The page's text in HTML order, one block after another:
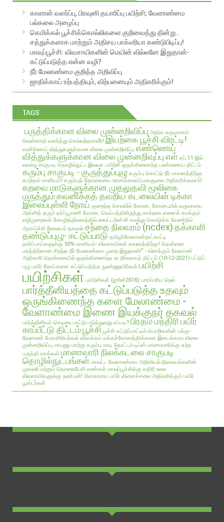
A
காளான் வளர்ப்பு, பிரவுனி தயாரிப்பு பயிற்சி; வேளாண்மை
பல்கலை அழைப்பு
கெமிக்கல் பூச்சிக்கொல்லிகளை குறிவைத்து தின்று..
சத்துக்களாக மாற்றும் அதிசய பாக்டீரியா கண்டுபிடிப்பு!
மாவுப்பூச்சி: விவசாயிகளின் மெயின் வில்லனே இதுதான்-
கட்டுப்படுத்த என்ன வழி?
நீர் மேலாண்மை குறித்த அறிவிப்பு
ஜாதிக்காய் உற்பத்தியும், விற்பனையும் அதிகரிக்கும்!
TAGS
பருத்திக்கான விலை முன்னறிவிப்பு அதிக வருமானம்:
வெள்ளாடு வளர்த்து செல்வந்தராவீர்! இயற்கை பூச்சி விரட்டி!
எண்ணெய் வித்துகளுக்கான விலை முன்னறிவிப்பு எண்ணெய்
வித்துக்களுக்கான விலை முன்னறிவுப்புஎள் ஏப்.11-இல்
வாழை சாகுபடி தொழில்நுட்ப இலவச பயிற்சி ஒருங்கிணைந்த பண்ணைய திட்டம்
கரும்பு சாகுபடி - குருத்துப்புழு கரும்பு சொட்டு நீர் பாசனத்திற்கு
கூடுதல் மானியம்! கரும்புத் தோகையை உரமாக்கலாம்;மகசூலை அதிகரிக்கலாம்!
கறவை மாடுகளுக்கான முதலுதவி மூலிகை
மருத்தும்கவனிக்கத் தவறிய கடலையின் டிக்கா
இலைப்புள்ளி நோய் குறைந்த செலவில் கோடை கோடையில் வருவாயை
அள்ளித் தரும் தர்ப்பூசணி கோடை வெப்பத்திலிருந்து கால்நடைகளைக் காக்கும்
வழிமுறைகள் கோழித்தீவனத்தில் வைட்டமின்-சி கலந்து கொடுக்க வேண்டும்
ஆராய்ச்சி நிலையம் தகவல் சந்தை நிலவரம் (ncdex)தக்காளி
தண்டுப்புழு- கட்டுப்பாடு தமிழர்வேளாண்நாட்காட்டி
தார்ப்பாய்களுக்கு 50% மானியம்- விவசாயிகள் கவனத்திற்கு! தென்னை
மரத்திற்கான சிறந்த நீர் மேலாண்மை முறை இதுதான்!" - விளக்கும் வேளாண்
அதிகாரி தென்னையில் ஒருங்கிணைந்த உர நிர்வாகத் திட்டம் (10-12-2021) பட்டுப்
புழு பயிர் நோய்களை கட்டுப்படுத்த நுண்ணுயிரிகள் பயிற்சி
பயிற்சிகள் பயிற்சிகள் (ஜூன்2016) பாரம்பரிய நெல்
பார்த்தீனியத்தை கட்டுப்படுத்த உதவும்
ஒருங்கிணைந்த களை மேலாண்மை -
வேளாண்மை இணை இயக்குநர் தகவல்
பார்த்தீனியம் செடியை கட்டு படுத்துவது எப்படி? பிரதம மந்திரி பயிர்
காப்பீட்டு திட்டம்பூச்சி பூச்சி கட்டுப்பாட்டில் பொறிகளின் பங்கு-
வேளாண் பேராசிரியர்கள் விளக்கம் மக்கச்சோளத்திக்கான இடைக்கால விலை
முன்னறிவிப்பு மரபணு மாற்று கரும்பு மாடி தோட்டம் டிப்ஸ் மானாவாரிக்கு ஏற்ற
பருத்தி ரகங்கள் மானாவாரி நிலக்கடலை சாகுபடி
தொழில்நுட்பங்கள் மாவட்ட வேளாண்மை அறிவியல் நிலையங்களின்
முகவரி மற்றும் தொலைபேசி எண்கள் மாவுப்பூச்சிக்கு எதிரி உலக
விவசாயிகளுக்கு நண்பன்! மிளகாயை பயிர் விளைச்சலை அதிகரிக்கும் பயிர்
பூஸ்டர்கள்